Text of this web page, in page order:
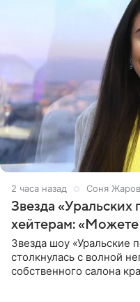
2 часа назад Соня
Звезда «Уральских
хейтерам:
Звезда шоу «Уральские
столкнулась с волной
собственного салона